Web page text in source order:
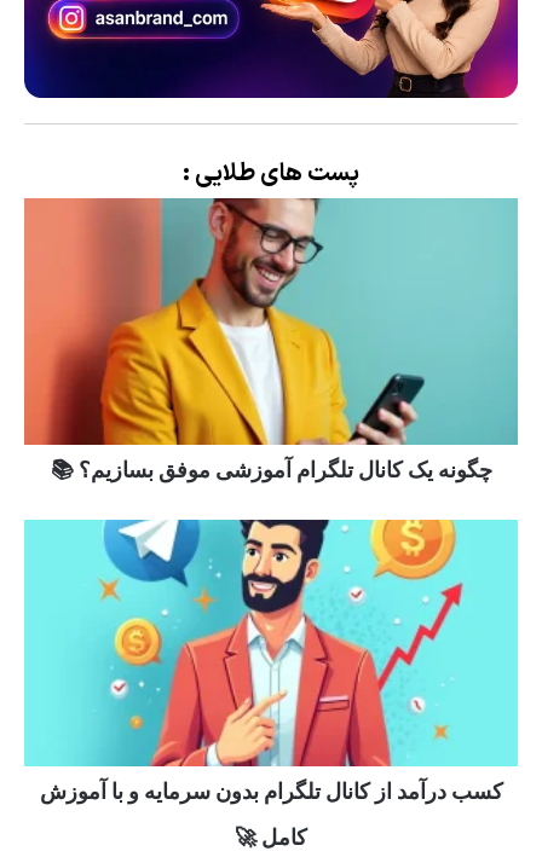
پست های طلایی :
چگونه یک کانال تلگرام آموزشی موفق بسازیم؟ 📚
کسب درآمد از کانال تلگرام بدون سرمایه و با آموزش
کامل 🚀